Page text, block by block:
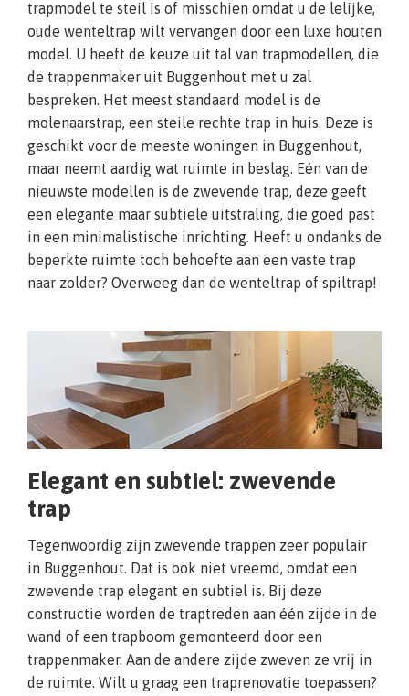
trapmodel te steil is of misschien omdat u de lelijke,
oude wenteltrap wilt vervangen door een luxe houten
model. U heeft de keuze uit tal van trapmodellen, die
de trappenmaker uit Buggenhout met u zal
bespreken. Het meest standaard model is de
molenaarstrap, een steile rechte trap in huis. Deze is
geschikt voor de meeste woningen in Buggenhout,
maar neemt aardig wat ruimte in beslag. Eén van de
nieuwste modellen is de zwevende trap, deze geeft
een elegante maar subtiele uitstraling, die goed past
in een minimalistische inrichting. Heeft u ondanks de
beperkte ruimte toch behoefte aan een vaste trap
naar zolder? Overweeg dan de wenteltrap of spiltrap!
Elegant en subtiel: zwevende
trap
Tegenwoordig zijn zwevende trappen zeer populair
in Buggenhout. Dat is ook niet vreemd, omdat een
zwevende trap elegant en subtiel is. Bij deze
constructie worden de traptreden aan één zijde in de
wand of een trapboom gemonteerd door een
trappenmaker. Aan de andere zijde zweven ze vrij in
de ruimte. Wilt u graag een traprenovatie toepassen?